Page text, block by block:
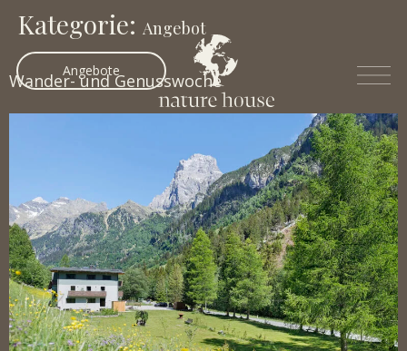
Angebote
Kategorie: Angebot
Wander- und Genusswoche